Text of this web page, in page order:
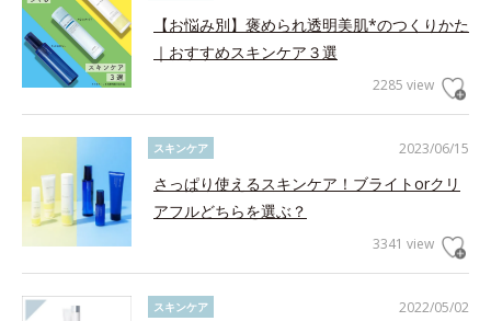
【お悩み別】褒められ透明美肌*のつくりかた
｜おすすめスキンケア３選
2285 view
2023/06/15
スキンケア
さっぱり使えるスキンケア！ブライトorクリ
アフルどちらを選ぶ？
3341 view
2022/05/02
スキンケア